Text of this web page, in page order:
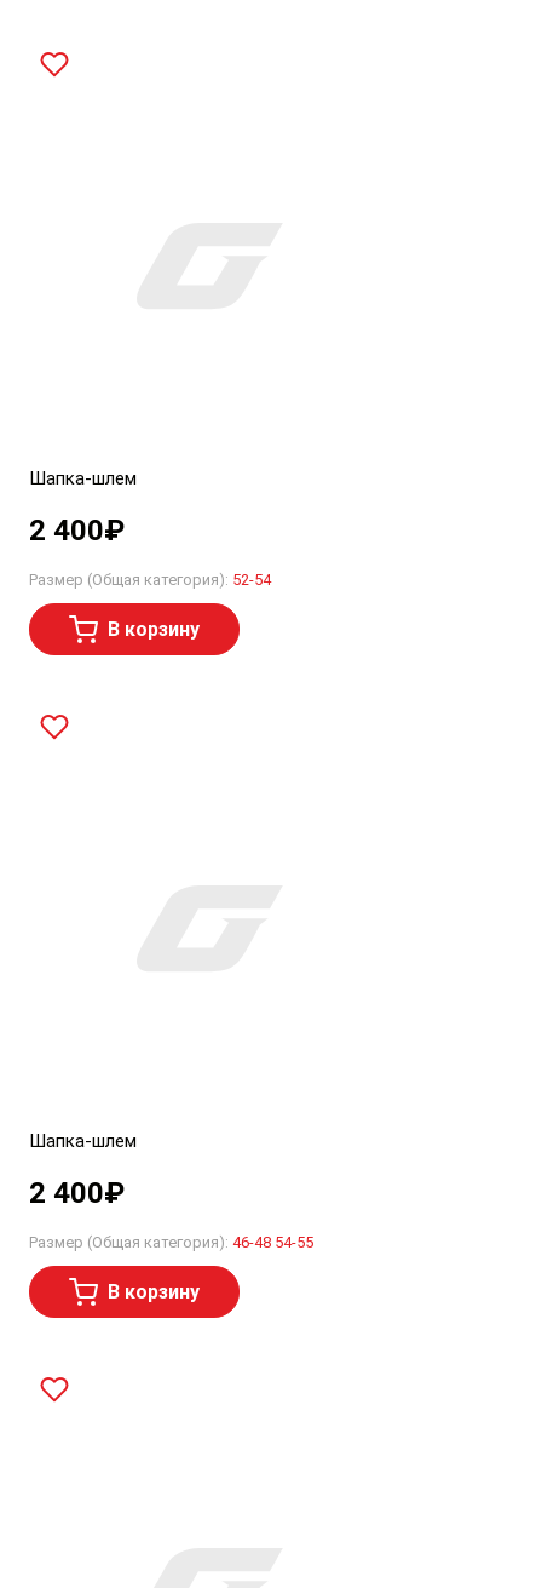
Шапка-шлем
2 400₽
Размер (Общая категория): 52-54
В корзину
Шапка-шлем
2 400₽
Размер (Общая категория): 46-48 54-55
В корзину